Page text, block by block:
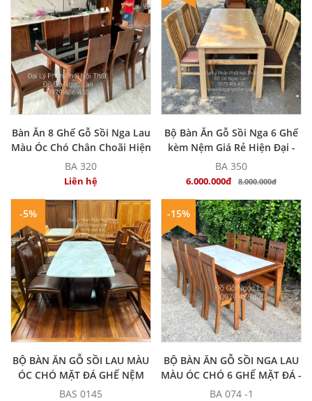
MUA NGAY
Bàn Ăn 8 Ghế Gỗ Sồi Nga Lau
Màu Óc Chó Chân Choãi Hiện
Đại BA 320
BA 320
Liên hệ
MUA NGAY
Bộ Bàn Ăn Gỗ Sồi Nga 6 Ghế
kèm Nệm Giá Rẻ Hiện Đại -
Mẫu Mới
BA 350
6.000.000đ 8.000.000đ
MUA NGAY
-5%
BỘ BÀN ĂN GỖ SỒI LAU MÀU
ÓC CHÓ MẶT ĐÁ GHẾ NỆM
BAS 0145
MUA NGAY
-15%
BỘ BÀN ĂN GỖ SỒI NGA LAU
MÀU ÓC CHÓ 6 GHẾ MẶT ĐÁ -
CHÂN HƯƠU
BA 074 -1